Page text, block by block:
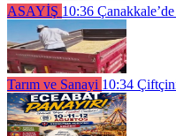
ASAYİŞ 10:36
Tarım ve Sanayi 10:34